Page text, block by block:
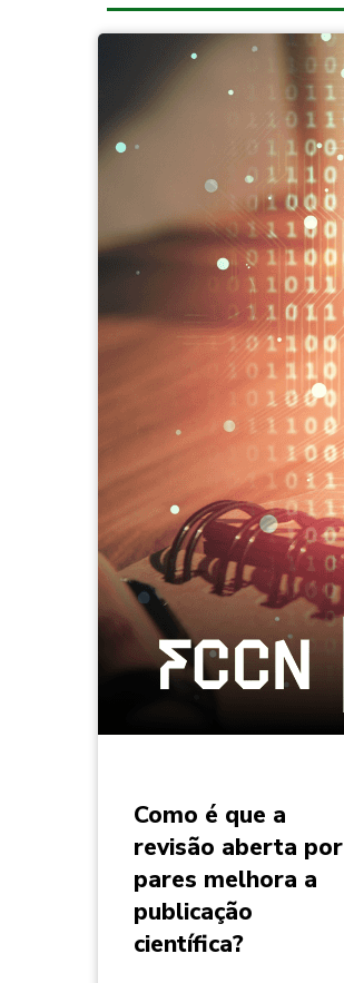
Como é que a
revisão aberta por
pares melhora a
publicação
científica?